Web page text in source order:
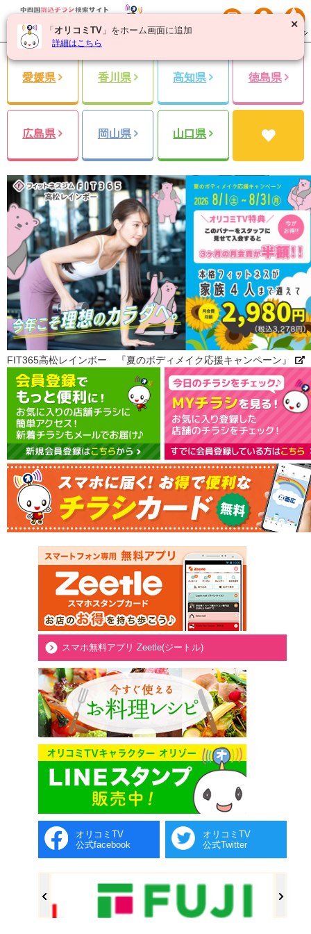
愛媛県 香川県 高知県 徳島県
広島県 岡山県 山口県
FIT365高松レインボー 『夏のボディメイク応援キャンペーン』
スマホ無料アプリ Zeetle(ジートル)
オリコミTV
公式facebook
オリコミTV
公式Twitter
✕
「 オリコミTV 」をホーム画面に追加
詳細はこちら